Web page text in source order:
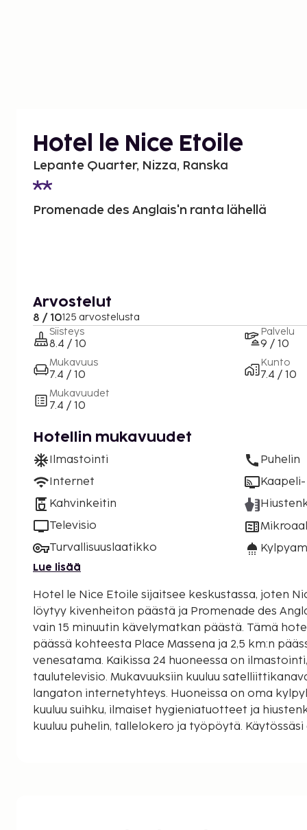
Hotel le Nice Etoile
Lepante Quarter, Nizza, Ranska
Promenade des Anglais'n ranta lähellä
Arvostelut
8 / 10125 arvostelusta
Siisteys
8.4 / 10
Mukavuus
7.4 / 10
Mukavuudet
7.4 / 10
Palvelu
9 / 10
Kunto
7.4 / 10
Hotellin mukavuudet
Ilmastointi
Internet
Kahvinkeitin
Televisio
Turvallisuuslaatikko
Puhelin
Lue lisää
Hotel le Nice Etoile sijaitsee keskustassa, joten
löytyy kivenheiton päästä ja Promenade des
vain 15 minuutin kävelymatkan päästä. Tämä hotelli sijaitsee 0,7 km:n
päässä kohteesta Place Massena ja 2,5 km:n
venesatama. Kaikissa 24 huoneessa on
taulutelevisio. Mukavuuksiin kuuluu
langaton internetyhteys. Huoneissa on oma
kuuluu suihku, ilmaiset hygieniatuotteet ja
kuuluu puhelin, tallelokero ja työpöytä. Käytössäsi on ilmaiset